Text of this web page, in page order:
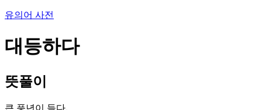
유의어 사전
대등하다
뜻풀이
큰 풍년이 들다.